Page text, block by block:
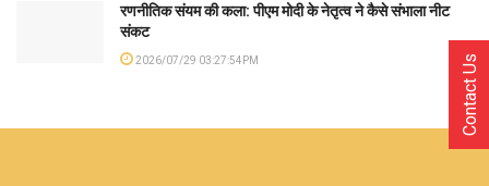
रणनीतिक संयम की कला: पीएम मोदी के नेतृत्व ने कैसे संभाला नीट
संकट
2026/07/29 03:27:54PM Contact Us